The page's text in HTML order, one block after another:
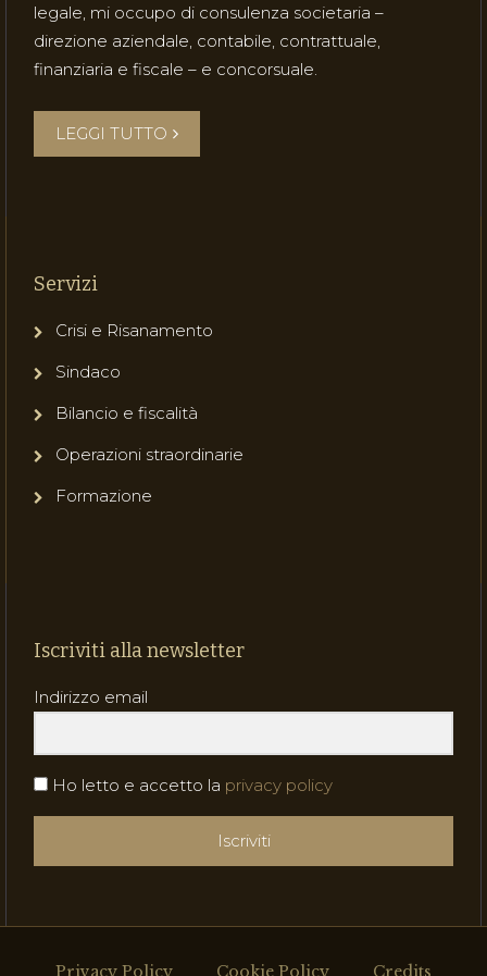
legale, mi occupo di consulenza societaria –
direzione aziendale, contabile, contrattuale,
finanziaria e fiscale – e concorsuale.
LEGGI TUTTO
Servizi
Crisi e Risanamento
Sindaco
Bilancio e fiscalità
Operazioni straordinarie
Formazione
Iscriviti alla newsletter
Indirizzo email
Ho letto e accetto la privacy policy
Iscriviti
Privacy Policy Cookie Policy Credits